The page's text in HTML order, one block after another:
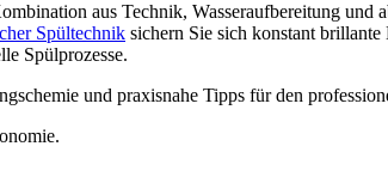
aus Technik, Wasseraufbereitung und
Spültechnik sichern Sie sich konstant
Spülprozesse.
und praxisnahe Tipps für den